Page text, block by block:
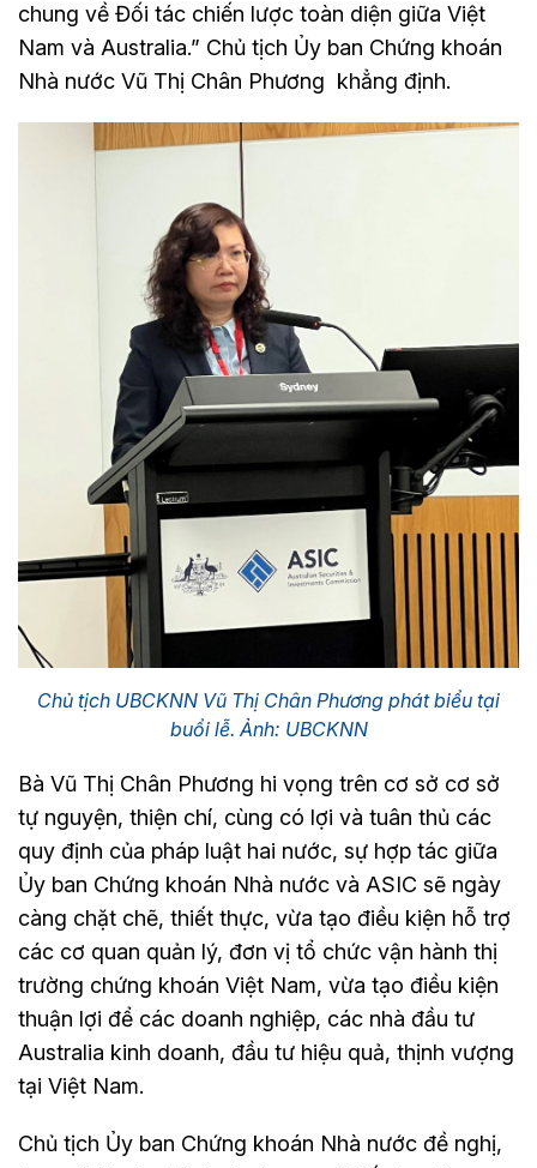
chung về Đối tác chiến lược toàn diện giữa Việt
Nam và Australia.” Chủ tịch Ủy ban Chứng khoán
Nhà nước Vũ Thị Chân Phương khẳng định.
Chủ tịch UBCKNN Vũ Thị Chân Phương phát biểu tại
buổi lễ. Ảnh: UBCKNN
Bà Vũ Thị Chân Phương hi vọng trên cơ sở cơ sở
tự nguyện, thiện chí, cùng có lợi và tuân thủ các
quy định của pháp luật hai nước, sự hợp tác giữa
Ủy ban Chứng khoán Nhà nước và ASIC sẽ ngày
càng chặt chẽ, thiết thực, vừa tạo điều kiện hỗ trợ
các cơ quan quản lý, đơn vị tổ chức vận hành thị
trường chứng khoán Việt Nam, vừa tạo điều kiện
thuận lợi để các doanh nghiệp, các nhà đầu tư
Australia kinh doanh, đầu tư hiệu quả, thịnh vượng
tại Việt Nam.
Chủ tịch Ủy ban Chứng khoán Nhà nước đề nghị,